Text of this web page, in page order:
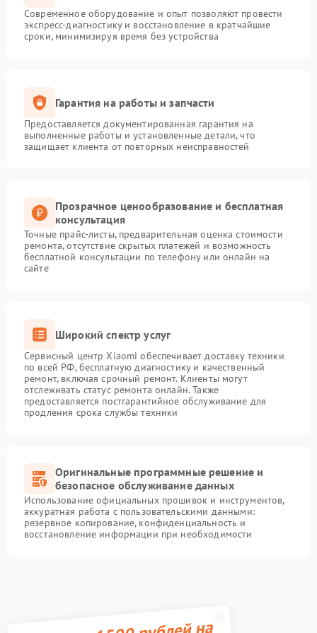
Современное оборудование и опыт позволяют провести
экспресс-диагностику и восстановление в кратчайшие
сроки, минимизируя время без устройства
Гарантия на работы и запчасти
Предоставляется документированная гарантия на
выполненные работы и установленные детали, что
защищает клиента от повторных неисправностей
Прозрачное ценообразование и бесплатная
консультация
Точные прайс-листы, предварительная оценка стоимости
ремонта, отсутствие скрытых платежей и возможность
бесплатной консультации по телефону или онлайн на
сайте
Широкий спектр услуг
Сервисный центр Xiaomi обеспечивает доставку техники
по всей РФ, бесплатную диагностику и качественный
ремонт, включая срочный ремонт. Клиенты могут
отслеживать статус ремонта онлайн. Также
предоставляется постгарантийное обслуживание для
продления срока службы техники
Оригинальные программные решение и
безопасное обслуживание данных
Использование официальных прошивок и инструментов,
аккуратная работа с пользовательскими данными:
резервное копирование, конфиденциальность и
восстановление информации при необходимости